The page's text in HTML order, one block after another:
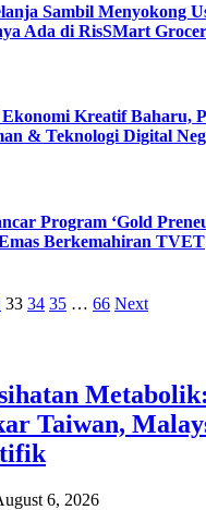
Sambil Menyokong
Ada di RisSMart
Kreatif Baharu,
& Teknologi Digital
Program ‘Gold
Berkemahiran TVET
33 34 35 … 66 Next
Taiwan,
6, 2026